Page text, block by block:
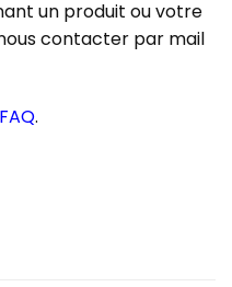
un produit ou votre
contacter par mail
FAQ.